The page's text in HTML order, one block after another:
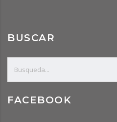
BUSCAR
FACEBOOK